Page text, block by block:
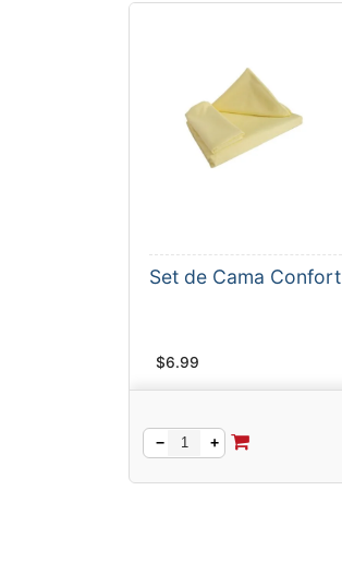
Set de Cama Confort
$6.99
− +